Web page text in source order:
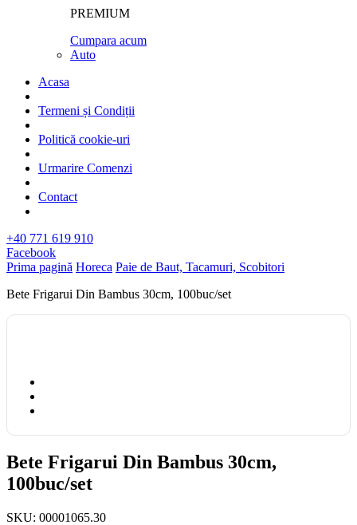
PREMIUM
Cumpara acum
Auto
Acasa
Termeni și Condiții
Politică cookie-uri
Urmarire Comenzi
Contact
+40 771 619 910
Facebook
Prima pagină Horeca Paie de Baut, Tacamuri, Scobitori
Bete Frigarui Din Bambus 30cm, 100buc/set
Bete Frigarui Din Bambus 30cm,
100buc/set
SKU: 00001065.30